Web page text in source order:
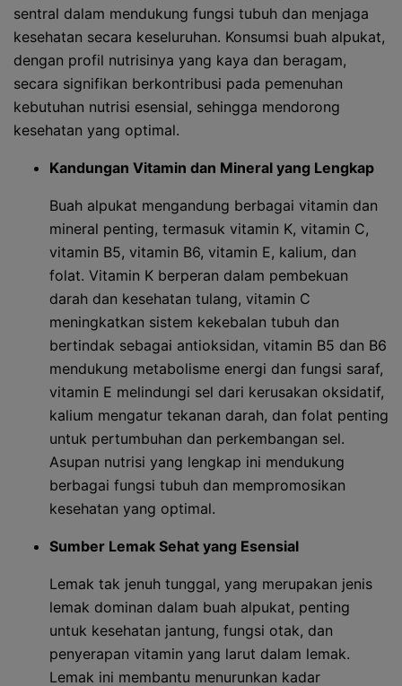
sentral dalam mendukung fungsi tubuh dan menjaga
kesehatan secara keseluruhan. Konsumsi buah alpukat,
dengan profil nutrisinya yang kaya dan beragam,
secara signifikan berkontribusi pada pemenuhan
kebutuhan nutrisi esensial, sehingga mendorong
kesehatan yang optimal.
Kandungan Vitamin dan Mineral yang Lengkap
Buah alpukat mengandung berbagai vitamin dan
mineral penting, termasuk vitamin K, vitamin C,
vitamin B5, vitamin B6, vitamin E, kalium, dan
folat. Vitamin K berperan dalam pembekuan
darah dan kesehatan tulang, vitamin C
meningkatkan sistem kekebalan tubuh dan
bertindak sebagai antioksidan, vitamin B5 dan B6
mendukung metabolisme energi dan fungsi saraf,
vitamin E melindungi sel dari kerusakan oksidatif,
kalium mengatur tekanan darah, dan folat penting
untuk pertumbuhan dan perkembangan sel.
Asupan nutrisi yang lengkap ini mendukung
berbagai fungsi tubuh dan mempromosikan
kesehatan yang optimal.
Sumber Lemak Sehat yang Esensial
Lemak tak jenuh tunggal, yang merupakan jenis
lemak dominan dalam buah alpukat, penting
untuk kesehatan jantung, fungsi otak, dan
penyerapan vitamin yang larut dalam lemak.
Lemak ini membantu menurunkan kadar